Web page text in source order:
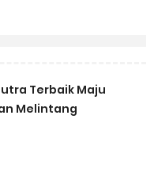
Terbaik Maju
Melintang